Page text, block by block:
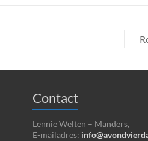
Contact
Lennie Welten – Manders,
E-mailadres: